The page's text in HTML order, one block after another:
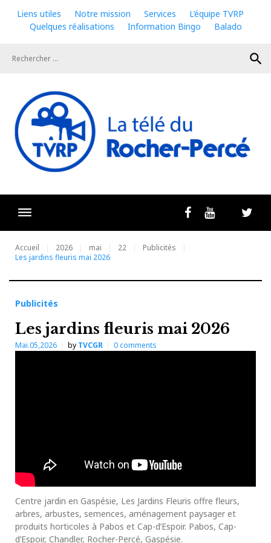
content
Liens utiles Notre mission Services
L’équipe TVRP
Quelques réalisations
Information Bingo
Balado
search
FacebookYoutubeLivestream
Accueil 2026 mai 22
Publicités
Les jardins fleuris mai 2026
Publicités
Les jardins fleuris mai 2026
Mai.05,2026 by TVCGR 0comments
Centre jardin en Gaspésie, Les Jardins Fleuris offre fleurs,
arbres, arbustes, semences, aménagement paysager et
produits horticoles à Pabos et Cap-d’Espoir. Pabos, Cap-
d’Espoir, Chandler, Rocher-Percé, Gaspésie.